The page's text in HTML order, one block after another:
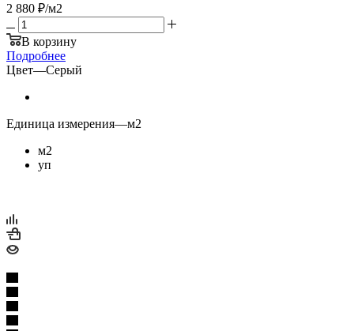
2 880 ₽/м2
В корзину
Подробнее
Цвет—Серый
Единица измерения—м2
м2
уп